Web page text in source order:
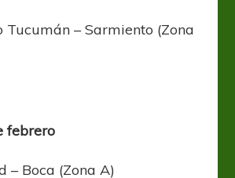
Tucumán – Sarmiento (Zona
febrero
– Boca (Zona A)